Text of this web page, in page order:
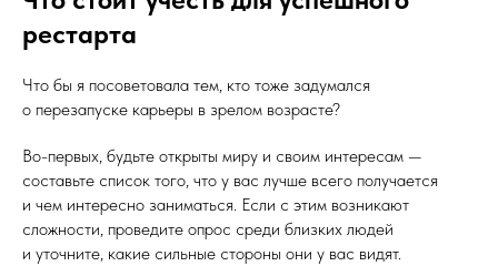
рестарта
Что бы я посоветовала тем, кто тоже задумался
о перезапуске карьеры в зрелом возрасте?
Во-первых, будьте открыты миру и своим интересам —
составьте список того, что у вас лучше всего получается
и чем интересно заниматься. Если с этим возникают
сложности, проведите опрос среди близких людей
и уточните, какие сильные стороны они у вас видят.